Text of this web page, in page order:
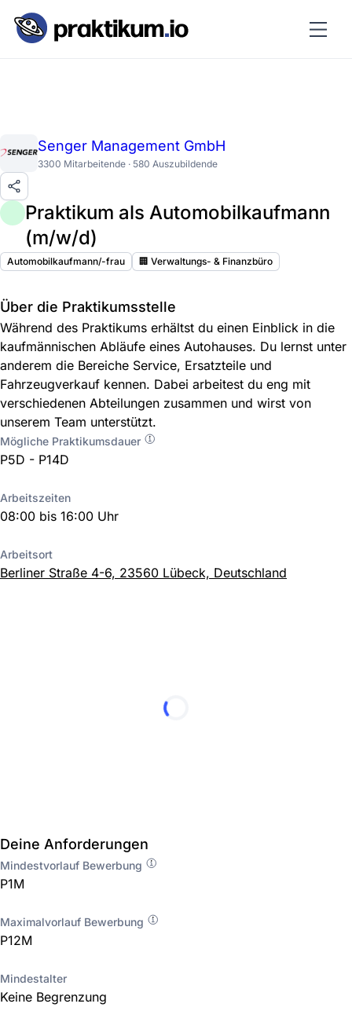
Senger Management GmbH
3300 Mitarbeitende · 580 Auszubildende
Praktikum als Automobilkaufmann
(m/w/d)
Automobilkaufmann/-frau 🏢 Verwaltungs- & Finanzbüro
Über die Praktikumsstelle
Während des Praktikums erhältst du einen Einblick in die
kaufmännischen Abläufe eines Autohauses. Du lernst unter
anderem die Bereiche Service, Ersatzteile und
Fahrzeugverkauf kennen. Dabei arbeitest du eng mit
verschiedenen Abteilungen zusammen und wirst von
unserem Team unterstützt.
Mögliche Praktikumsdauer
P5D - P14D
Arbeitszeiten
08:00 bis 16:00 Uhr
Arbeitsort
Berliner Straße 4-6, 23560 Lübeck, Deutschland
Deine Anforderungen
Mindestvorlauf Bewerbung
P1M
Maximalvorlauf Bewerbung
P12M
Mindestalter
Keine Begrenzung